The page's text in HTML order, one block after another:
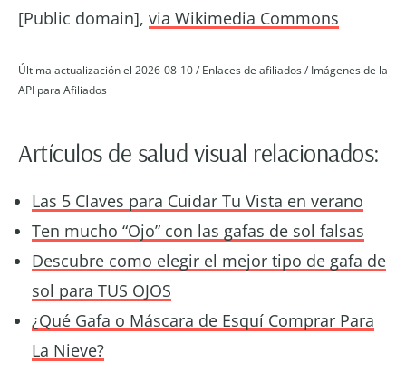
[Public domain], via Wikimedia Commons
Última actualización el 2026-08-10 / Enlaces de afiliados / Imágenes de la
API para Afiliados
Artículos de salud visual relacionados:
Las 5 Claves para Cuidar Tu Vista en verano
Ten mucho “Ojo” con las gafas de sol falsas
Descubre como elegir el mejor tipo de gafa de
sol para TUS OJOS
¿Qué Gafa o Máscara de Esquí Comprar Para
La Nieve?